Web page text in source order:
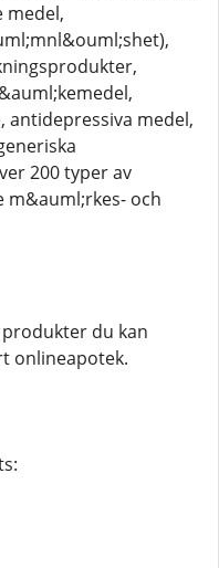
medel,
antidepressiva medel,
200 typer av
m&auml;rkes- och
du kan
onlineapotek.